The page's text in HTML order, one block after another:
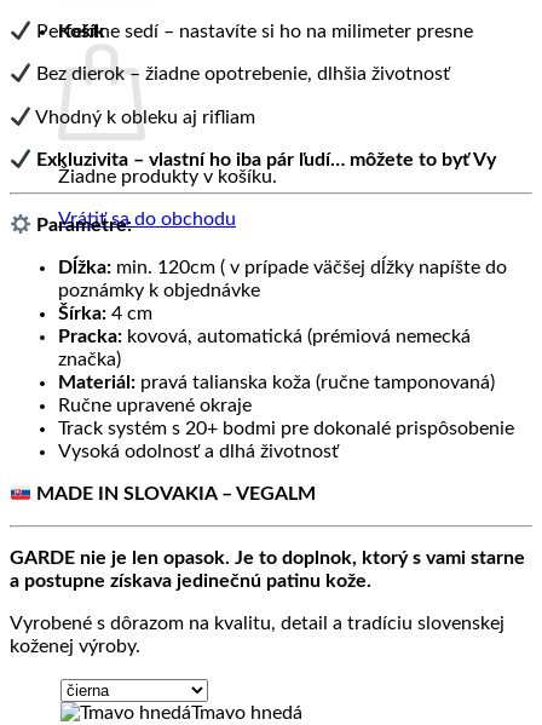
Košík
Žiadne produkty v košíku.
Vrátiť sa do obchodu
Perfektne sedí – nastavíte si ho na milimeter presne
Bez dierok – žiadne opotrebenie, dlhšia životnosť
Vhodný k obleku aj rifliam
Exkluzivita – vlastní ho iba pár ľudí… môžete to byť Vy
Parametre:
Dĺžka: min. 120cm ( v prípade väčšej dĺžky napíšte do
poznámky k objednávke
Šírka: 4 cm
Pracka: kovová, automatická (prémiová nemecká
značka)
Materiál: pravá talianska koža (ručne tamponovaná)
Ručne upravené okraje
Track systém s 20+ bodmi pre dokonalé prispôsobenie
Vysoká odolnosť a dlhá životnosť
MADE IN SLOVAKIA – VEGALM
GARDE nie je len opasok. Je to doplnok, ktorý s vami starne
a postupne získava jedinečnú patinu kože.
Vyrobené s dôrazom na kvalitu, detail a tradíciu slovenskej
koženej výroby.
Tmavo hnedá